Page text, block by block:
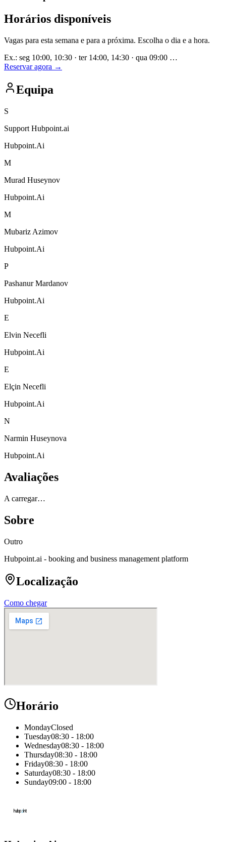
Horários disponíveis
Vagas para esta semana e para a próxima. Escolha o dia e a hora.
Ex.: seg 10:00, 10:30 · ter 14:00, 14:30 · qua 09:00 …
Reservar agora →
Equipa
S
Support Hubpoint.ai
Hubpoint.Ai
M
Murad Huseynov
Hubpoint.Ai
M
Mubariz Azimov
Hubpoint.Ai
P
Pashanur Mardanov
Hubpoint.Ai
E
Elvin Necefli
Hubpoint.Ai
E
Elçin Necefli
Hubpoint.Ai
N
Narmin Huseynova
Hubpoint.Ai
Avaliações
A carregar…
Sobre
Outro
Hubpoint.ai - booking and business management platform
Localização
Como chegar
Horário
MondayClosed
Tuesday08:30 - 18:00
Wednesday08:30 - 18:00
Thursday08:30 - 18:00
Friday08:30 - 18:00
Saturday08:30 - 18:00
Sunday09:00 - 18:00